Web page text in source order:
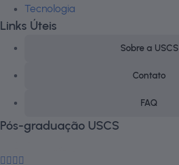
Tecnologia
Links Úteis
Sobre a USCS
Contato
FAQ
Pós-graduação USCS